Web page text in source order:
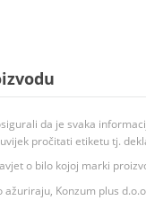
da je svaka
pročitati etiketu tj.
o bilo kojoj marki
Konzum plus